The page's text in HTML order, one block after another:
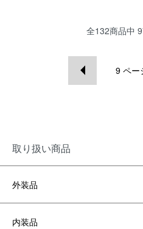
全132商品中
9 ペー
取り扱い商品
外装品
内装品